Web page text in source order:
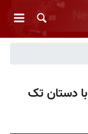
تقویت پورشه کاین توربو S با دستان تک